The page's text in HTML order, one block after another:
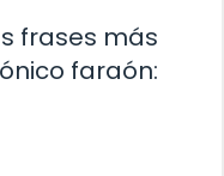
frases más
faraón: